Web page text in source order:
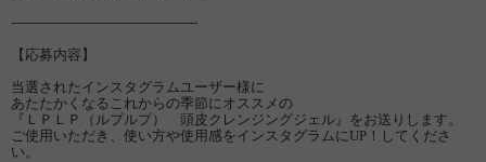
-------------------------------------------
【応募内容】
当選されたインスタグラムユーザー様に
あたたかくなるこれからの季節にオススメの
『ＬＰＬＰ（ルプルプ） 頭皮クレンジングジェル』をお送りします。
ご使用いただき、使い方や使用感をインスタグラムにUP！してくださ
い。